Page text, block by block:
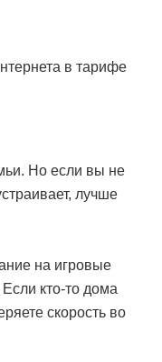
в тарифе
Но если вы не
лучше
на игровые
кто-то дома
скорость во